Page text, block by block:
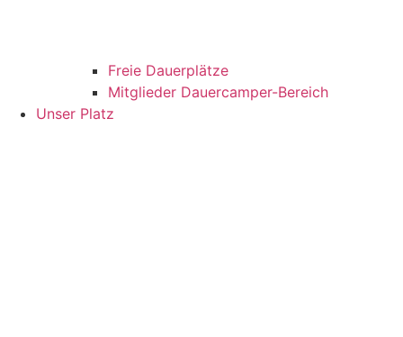
Freie Dauerplätze
Mitglieder Dauercamper-Bereich
Unser Platz